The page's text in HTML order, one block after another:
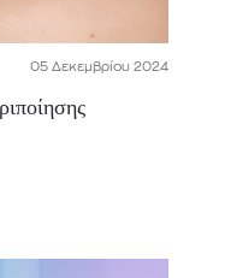
05 Δεκεμβρίου 2024